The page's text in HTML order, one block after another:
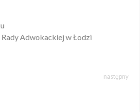
Adwokackiej w Łodzi
następny